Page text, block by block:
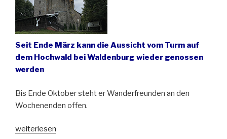
Seit Ende März kann die Aussicht vom Turm auf
dem Hochwald bei Waldenburg wieder genossen
werden
Bis Ende Oktober steht er Wanderfreunden an den
Wochenenden offen.
„Aussichtsturm
weiterlesen